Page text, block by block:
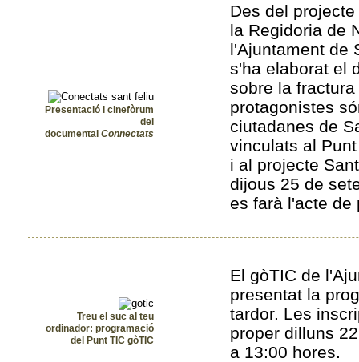
Presentació i cinefòrum
del
documental Connectats
Des del
la Regidoria de
l'Ajuntament de
s'ha elaborat el
sobre la
protagonistes
ciutadanes de
vinculats al
i al projecte
dijous 25 de
es farà l'acte de
Treu el suc al teu
ordinador: programació
del Punt TIC gòTIC
El gòTIC de
presentat la
tardor. Les
proper dilluns
a 13:00 hores.